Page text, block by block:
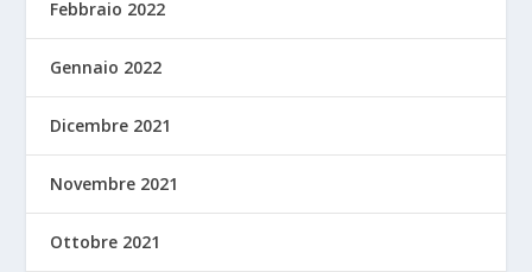
Febbraio 2022
Gennaio 2022
Dicembre 2021
Novembre 2021
Ottobre 2021